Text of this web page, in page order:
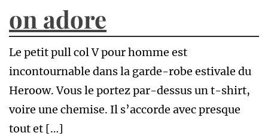
on adore
Le petit pull col V pour homme est
incontournable dans la garde-robe estivale du
Heroow. Vous le portez par-dessus un t-shirt,
voire une chemise. Il s’accorde avec presque
tout et […]